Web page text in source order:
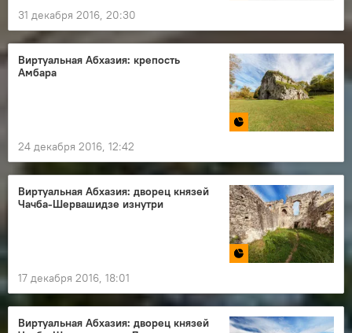
31 декабря 2016, 20:30
Виртуальная Абхазия: крепость
Амбара
24 декабря 2016, 12:42
Виртуальная Абхазия: дворец князей
Чачба-Шервашидзе изнутри
17 декабря 2016, 18:01
Виртуальная Абхазия: дворец князей